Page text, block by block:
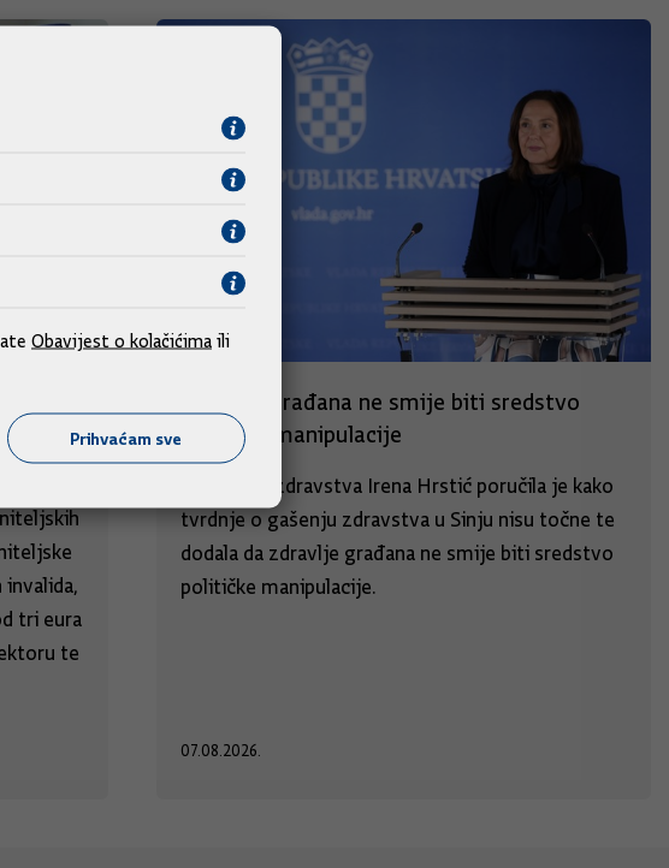
u
tri eura
te
Zdravlje građana ne smije biti sredstvo
političke manipulacije
Ministrica zdravstva Irena Hrstić poručila je kako
tvrdnje o gašenju zdravstva u Sinju nisu točne te
dodala da zdravlje građana ne smije biti sredstvo
političke manipulacije.
07.08.2026.
Obavijest o kolačićima ili
Prihvaćam sve